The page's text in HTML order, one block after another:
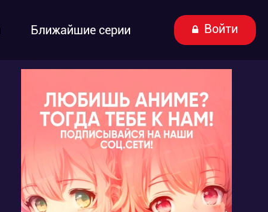
Ближайшие серии Войти